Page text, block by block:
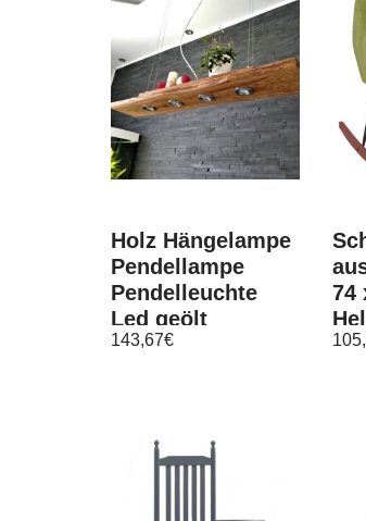
Holz Hängelampe
Pendellampe
Pendelleuchte
Led geölt
Dimmbar Eiche
143,67€
74